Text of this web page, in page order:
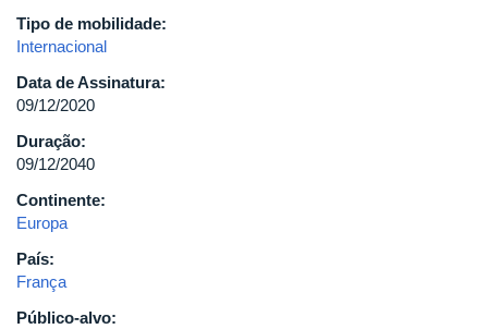
Tipo de mobilidade:
Internacional
Data de Assinatura:
09/12/2020
Duração:
09/12/2040
Continente:
Europa
País:
França
Público-alvo: